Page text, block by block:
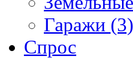
Гаражи (3)
Спрос